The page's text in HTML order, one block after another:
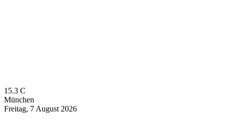
15.3 C
München
Freitag, 7 August 2026